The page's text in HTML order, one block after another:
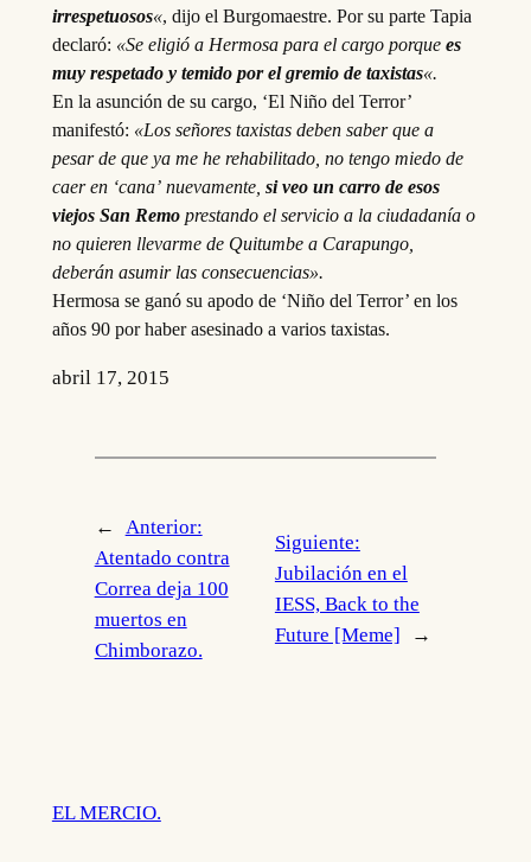
irrespetuosos«, dijo el Burgomaestre. Por su parte Tapia
declaró: «Se eligió a Hermosa para el cargo porque es
muy respetado y temido por el gremio de taxistas«.
En la asunción de su cargo, ‘El Niño del Terror’
manifestó: «Los señores taxistas deben saber que a
pesar de que ya me he rehabilitado, no tengo miedo de
caer en ‘cana’ nuevamente, si veo un carro de esos
viejos San Remoprestando el servicio a la ciudadanía o
no quieren llevarme de Quitumbe a Carapungo,
deberán asumir las consecuencias».
Hermosa se ganó su apodo de ‘Niño del Terror’ en los
años 90 por haber asesinado a varios taxistas.
abril 17, 2015
←
Anterior:
Atentado contra
Correa deja 100
muertos en
Chimborazo.
Siguiente:
Jubilación en el
IESS, Back to the
Future [Meme]
→
EL MERCIO.